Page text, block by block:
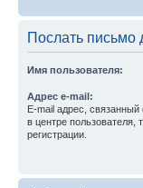
Послать письмо
Имя пользователя:
Адрес e-mail:
E-mail адрес,
в центре пользователя,
регистрации.